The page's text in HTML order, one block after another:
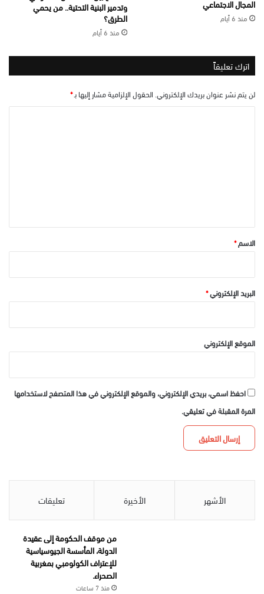
المجال الاجتماعي
منذ 6 أيام
وتدمير البنية التحتية.. من يحمي
الطرق؟
منذ 6 أيام
اترك تعليقاً
لن يتم نشر عنوان بريدك الإلكتروني. الحقول الإلزامية مشار إليها بـ*
*الاسم*
البريد الإلكتروني*
الموقع الإلكتروني
احفظ اسمي، بريدي الإلكتروني، والموقع الإلكتروني في هذا المتصفح لاستخدامها
المرة المقبلة في تعليقي.
الأشهر الأخيرة تعليقات
من موقف الحكومة إلى عقيدة
الدولة، المأسسة الجيوسياسية
للإعتراف الكولومبي بمغربية
الصحراء.
منذ 7 ساعات